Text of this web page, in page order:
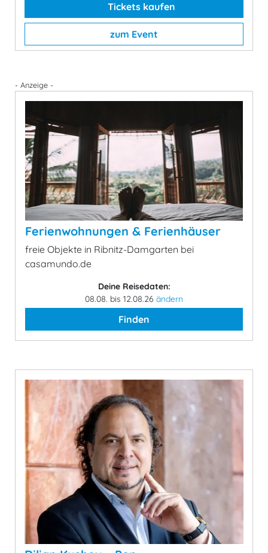
Tickets kaufen
zum Event
- Anzeige -
Ferienwohnungen & Ferienhäuser
freie Objekte in Ribnitz-Damgarten bei
casamundo.de
Deine Reisedaten:
08.08. bis 12.08.26 ändern
Finden